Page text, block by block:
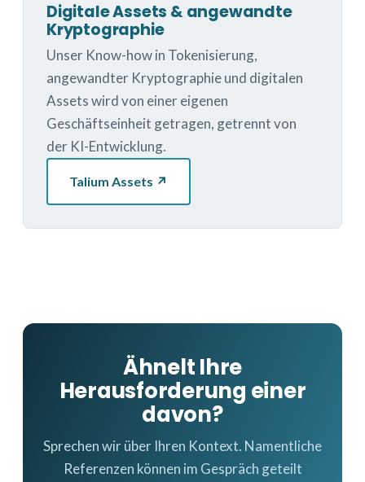
Digitale Assets & angewandte
Kryptographie
Unser Know-how in Tokenisierung,
angewandter Kryptographie und digitalen
Assets wird von einer eigenen
Geschäftseinheit getragen, getrennt von
der KI-Entwicklung.
Talium Assets ↗
Ähnelt Ihre
Herausforderung einer
davon?
Sprechen wir über Ihren Kontext. Namentliche
Referenzen können im Gespräch geteilt